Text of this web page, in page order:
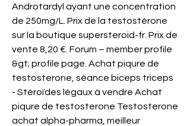
Androtardyl ayant une concentration
de 250mg/L. Prix de la testostérone
sur la boutique supersteroid-fr. Prix de
vente 8,20 €. Forum – member profile
&gt; profile page. Achat piqure de
testosterone, séance biceps triceps
- Stéroïdes légaux à vendre Achat
piqure de testosterone Testosterone
achat alpha-pharma, meilleur